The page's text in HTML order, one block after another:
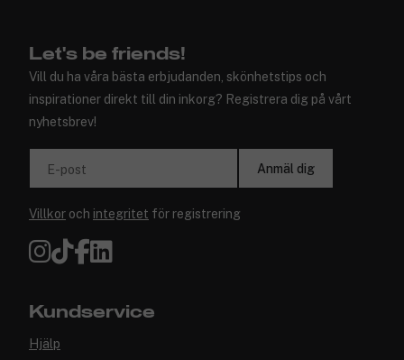
Let's be friends!
Vill du ha våra bästa erbjudanden, skönhetstips och
inspirationer direkt till din inkorg? Registrera dig på vårt
nyhetsbrev!
E-post Anmäl dig
Villkor och integritet för registrering
Kundservice
Hjälp